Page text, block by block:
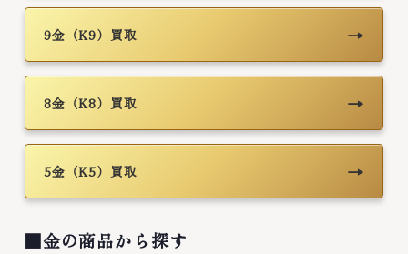
9金（K9）買取 →
8金（K8）買取 →
5金（K5）買取 →
■金の商品から探す